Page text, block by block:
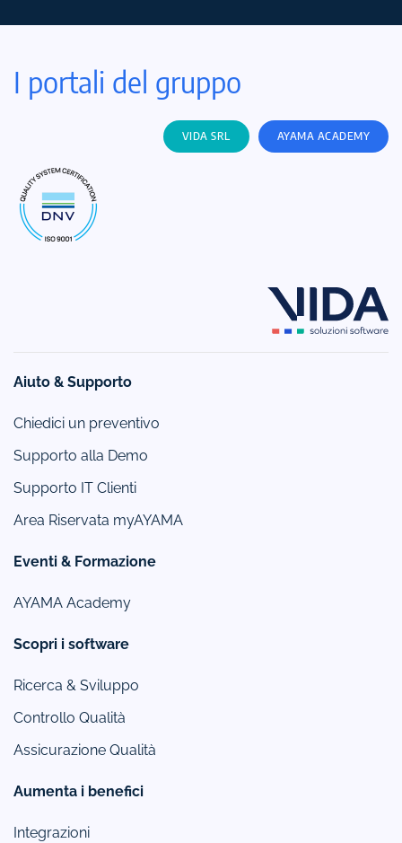
I portali del gruppo
VIDA SRL AYAMA ACADEMY
Aiuto & Supporto
Chiedici un preventivo
Supporto alla Demo
Supporto IT Clienti
Area Riservata myAYAMA
Eventi & Formazione
AYAMA Academy
Scopri i software
Ricerca & Sviluppo
Controllo Qualità
Assicurazione Qualità
Aumenta i benefici
Integrazioni